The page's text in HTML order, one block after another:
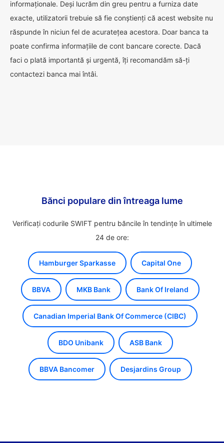
informaționale. Deși lucrăm din greu pentru a furniza date
exacte, utilizatorii trebuie să fie conștienți că acest website nu
răspunde în niciun fel de acuratețea acestora. Doar banca ta
poate confirma informațiile de cont bancare corecte. Dacă
faci o plată importantă și urgentă, îți recomandăm să-ți
contactezi banca mai întâi.
Bănci populare din întreaga lume
Verificați codurile SWIFT pentru băncile în tendințe în ultimele
24 de ore:
Hamburger Sparkasse Capital One
BBVA MKB Bank Bank Of Ireland
Canadian Imperial Bank Of Commerce (CIBC)
BDO Unibank ASB Bank
BBVA Bancomer Desjardins Group